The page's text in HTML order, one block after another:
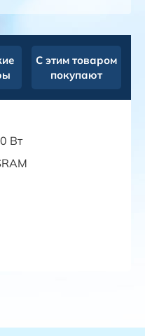
С этим товаром
покупают
Вт
66